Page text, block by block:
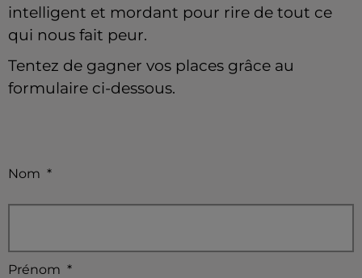
intelligent et mordant pour rire de tout ce
qui nous fait peur.
Tentez de gagner vos places grâce au
formulaire ci-dessous.
Nom *
Prénom *